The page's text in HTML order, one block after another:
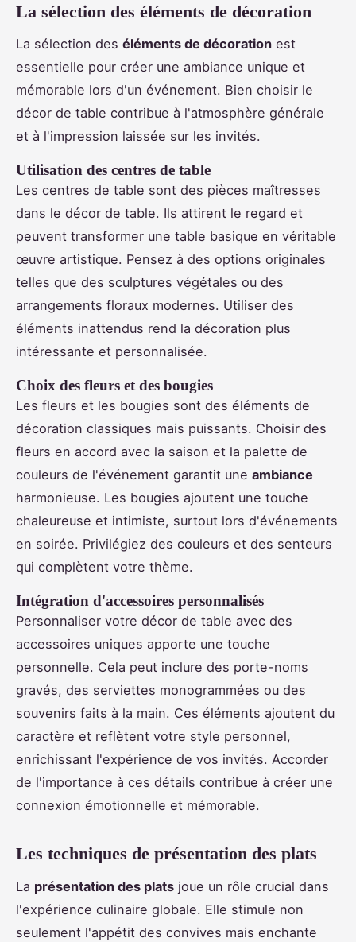
La sélection des éléments de décoration
La sélection des éléments de décoration est
essentielle pour créer une ambiance unique et
mémorable lors d'un événement. Bien choisir le
décor de table contribue à l'atmosphère générale
et à l'impression laissée sur les invités.
Utilisation des centres de table
Les centres de table sont des pièces maîtresses
dans le décor de table. Ils attirent le regard et
peuvent transformer une table basique en véritable
œuvre artistique. Pensez à des options originales
telles que des sculptures végétales ou des
arrangements floraux modernes. Utiliser des
éléments inattendus rend la décoration plus
intéressante et personnalisée.
Choix des fleurs et des bougies
Les fleurs et les bougies sont des éléments de
décoration classiques mais puissants. Choisir des
fleurs en accord avec la saison et la palette de
couleurs de l'événement garantit une ambiance
harmonieuse. Les bougies ajoutent une touche
chaleureuse et intimiste, surtout lors d'événements
en soirée. Privilégiez des couleurs et des senteurs
qui complètent votre thème.
Intégration d'accessoires personnalisés
Personnaliser votre décor de table avec des
accessoires uniques apporte une touche
personnelle. Cela peut inclure des porte-noms
gravés, des serviettes monogrammées ou des
souvenirs faits à la main. Ces éléments ajoutent du
caractère et reflètent votre style personnel,
enrichissant l'expérience de vos invités. Accorder
de l'importance à ces détails contribue à créer une
connexion émotionnelle et mémorable.
Les techniques de présentation des plats
La présentation des plats joue un rôle crucial dans
l'expérience culinaire globale. Elle stimule non
seulement l'appétit des convives mais enchante